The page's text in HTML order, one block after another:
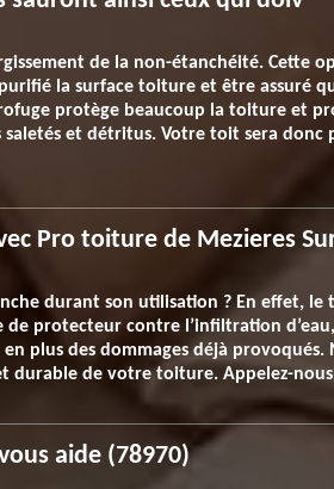
de la non-étanchéité. Cette
la surface toiture et être assuré
protège beaucoup la toiture et
saletés et détritus. Votre toit sera
Pro toiture de Mezieres
durant son utilisation ? En effet,
de protecteur contre l’infiltration
plus des dommages déjà
durable de votre toiture. Appelez-
aide (78970)